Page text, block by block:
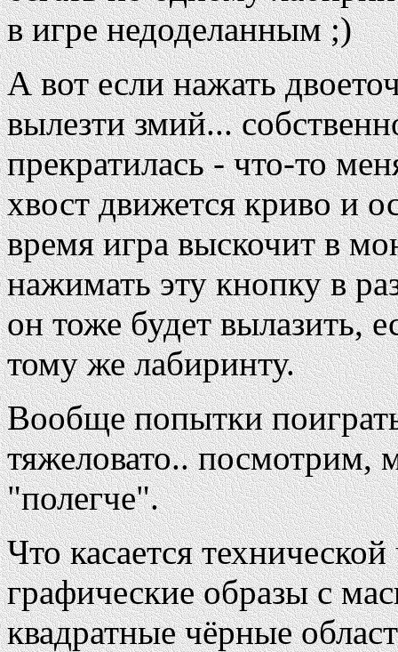
в игре недоделанным ;)
А вот если нажать
вылезти змий...
прекратилась - что-то
хвост движется криво и
время игра выскочит в
нажимать эту кнопку в
он тоже будет вылазить,
тому же лабиринту.
Вообще попытки
тяжеловато.. посмотрим,
"полегче".
Что касается
графические образы с
квадратные чёрные